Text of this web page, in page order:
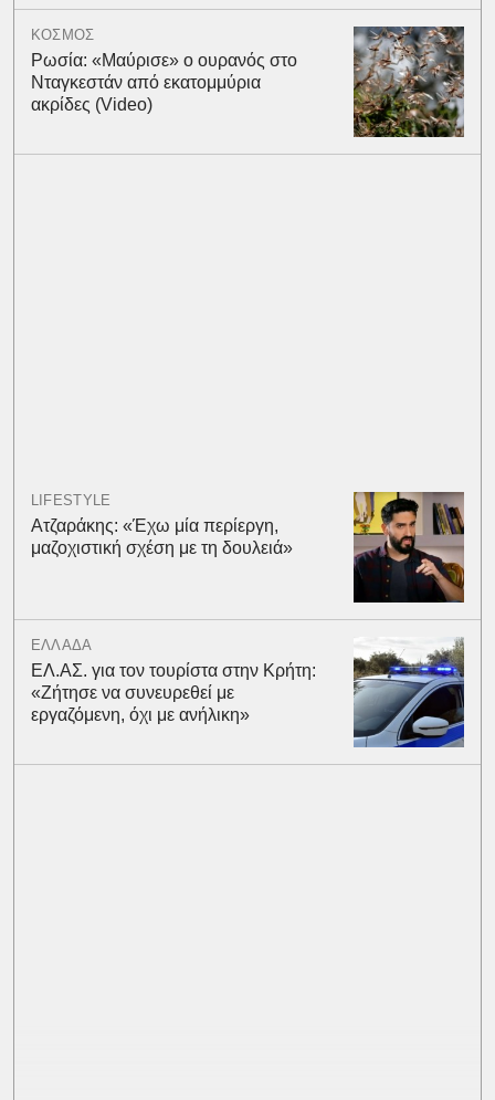
ΚΟΣΜΟΣ
Ρωσία: «Μαύρισε» ο ουρανός στο
Νταγκεστάν από εκατομμύρια
ακρίδες (Video)
LIFESTYLE
Ατζαράκης: «Έχω μία περίεργη,
μαζοχιστική σχέση με τη δουλειά»
ΕΛΛΑΔΑ
ΕΛ.ΑΣ. για τον τουρίστα στην Κρήτη:
«Ζήτησε να συνευρεθεί με
εργαζόμενη, όχι με ανήλικη»